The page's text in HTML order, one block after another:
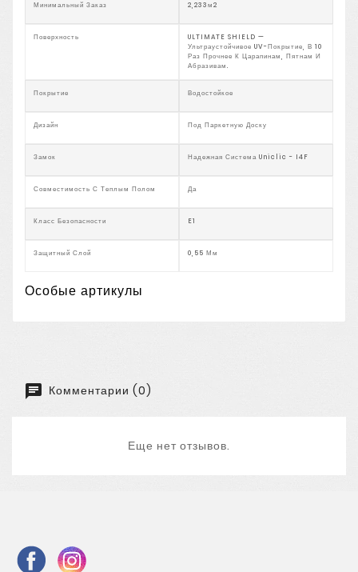
Минимальный Заказ 2,233м2
Поверхность
ULTIMATE SHIELD —
Ультраустойчивое UV-Покрытие, В 10
Раз Прочнее К Царапинам, Пятнам И
Абразивам.
Покрытие Водостойкое
Дизайн Под Паркетную Доску
Замок Надежная Система Uniclic - I4F
Совместимость С Теплым Полом Да
Класс Безопасности E1
Защитный Слой 0,55 Мм
Особые артикулы
Комментарии (0)
Еще нет отзывов.